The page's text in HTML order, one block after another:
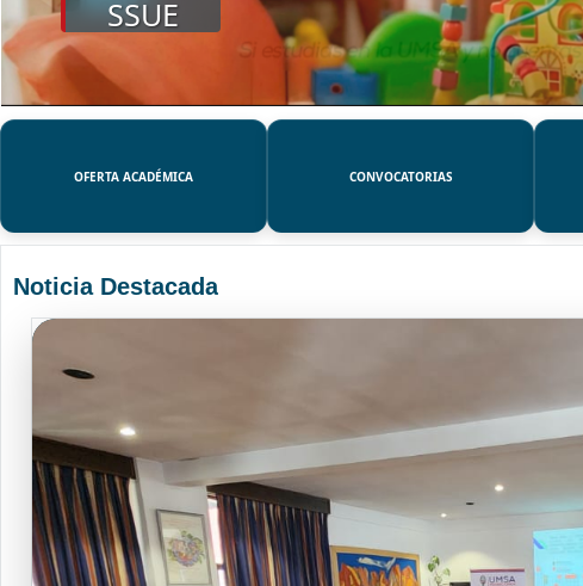
SSUE
OFERTA ACADÉMICA CONVOCATORIAS
Noticia Destacada